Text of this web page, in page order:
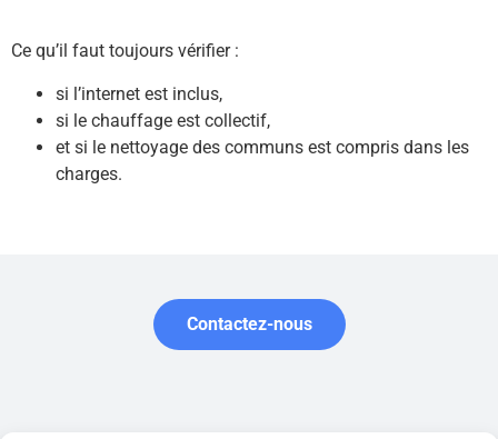
Ce qu’il faut toujours vérifier :
si l’internet est inclus,
si le chauffage est collectif,
et si le nettoyage des communs est compris dans les
charges.
Contactez-nous